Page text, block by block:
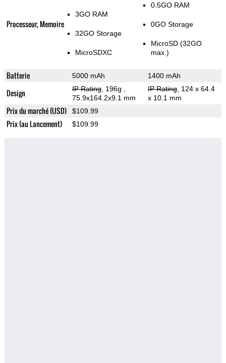
Processeur, Memoire
3GO RAM
32GO Storage
MicroSDXC
0.5GO RAM
0GO Storage
MicroSD (32GO
max.)
Batterie 5000 mAh 1400 mAh
Design IP Rating, 196g
75.9x164.2x9.1 mm
IP Rating, 124 x 64.4
x 10.1 mm
Prix du marché (USD) $109.99
Prix (au Lancement) $109.99